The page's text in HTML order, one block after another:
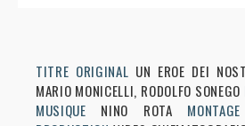
TITRE ORIGINAL UN EROE DEI
MARIO MONICELLI, RODOLFO SONEGO
MUSIQUE NINO ROTA MONTAGE